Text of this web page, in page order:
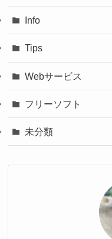
Info
Tips
Webサービス
フリーソフト
未分類